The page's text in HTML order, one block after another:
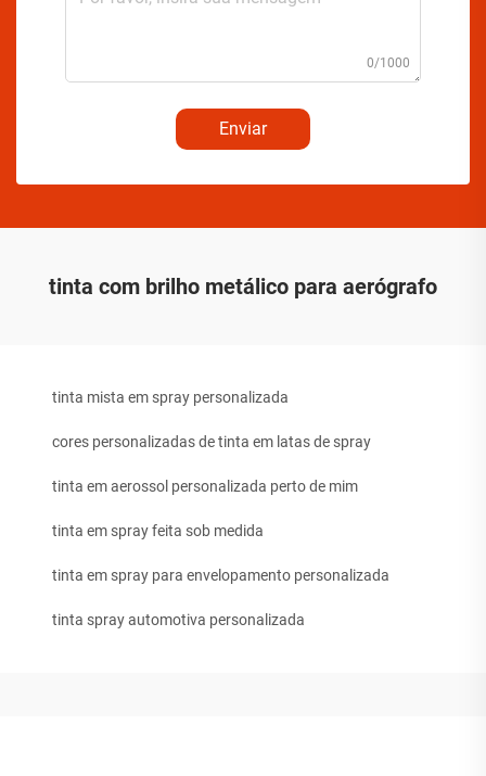
0/1000
Enviar
tinta com brilho metálico para aerógrafo
tinta mista em spray personalizada
cores personalizadas de tinta em latas de spray
tinta em aerossol personalizada perto de mim
tinta em spray feita sob medida
tinta em spray para envelopamento personalizada
tinta spray automotiva personalizada